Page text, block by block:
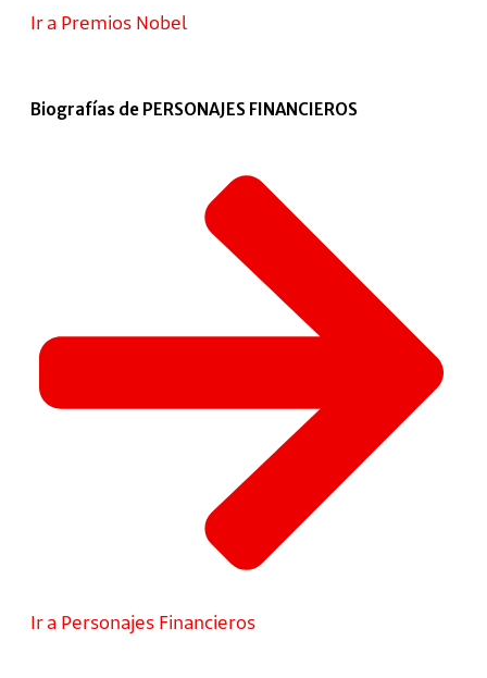
Ir a Premios Nobel
Biografías de PERSONAJES FINANCIEROS
Ir a Personajes Financieros